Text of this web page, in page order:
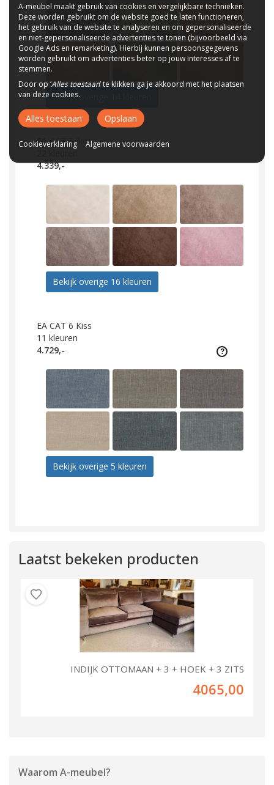
Bekijk overige 14 kleuren
EA CAT 5 Ikoo
4.339,-
Bekijk overige 16 kleuren
EA CAT 6 Kiss
11 kleuren
4.729,-
Bekijk overige 5 kleuren
Laatst bekeken producten
INDIJK OTTOMAAN + 3 + HOEK + 3 ZITS
4065,00
Waarom A-meubel?
A-meubel maakt gebruik van cookies en vergelijkbare technieken.
Deze worden gebruikt om de website goed te laten functioneren,
het gebruik van de website te analyseren en om gepersonaliseerde
en niet-gepersonaliseerde advertenties te tonen (bijvoorbeeld via
Google Ads en remarketing). Hierbij kunnen persoonsgegevens
worden gebruikt om advertenties beter op jouw interesses af te
stemmen.
Door op ‘Alles toestaan’ te klikken ga je akkoord met het plaatsen
van deze cookies.
Alles toestaan Opslaan
Cookieverklaring Algemene voorwaarden